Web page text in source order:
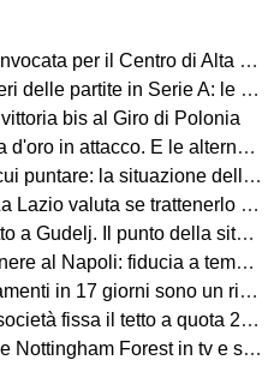
Specializzazione del Comitato Regionale Fvg
partite in Serie A: le novità
bis al Giro di Polonia
in attacco. E le alternative?
la situazione della difesa
valuta se trattenerlo o cederlo
Il punto della situazione
fiducia a tempo della società
sono un risultato straordinario"
per garantire posti anche ai tifosi non abbonati
Forest in tv e streaming | FVG Cup